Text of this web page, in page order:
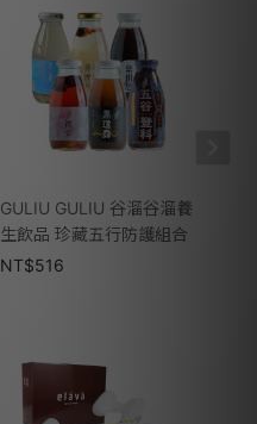
GULIU GULIU 谷溜谷溜養
生飲品 珍藏五行防護組合
NT$516